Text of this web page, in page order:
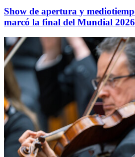
Show de apertura y
marcó la final del Mundial 2026